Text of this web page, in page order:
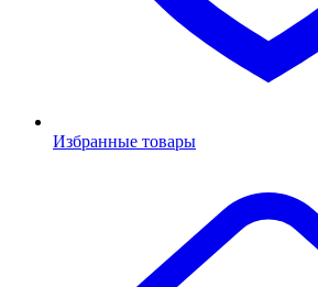
Избранные товары